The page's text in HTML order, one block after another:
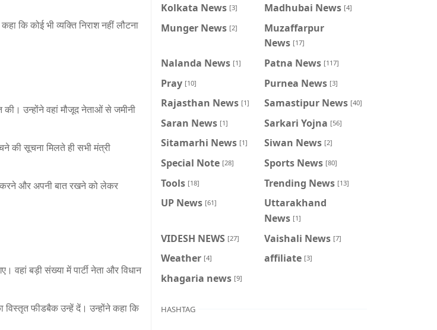
कि कोई भी व्यक्ति निराश नहीं लौटना
की। उन्होंने वहां मौजूद नेताओं से जमीनी
की सूचना मिलते ही सभी मंत्री
करने और अपनी बात रखने को लेकर
बड़ी संख्या में पार्टी नेता और विधान
विस्तृत फीडबैक उन्हें दें। उन्होंने कहा कि
Kolkata News [3] Madhubai News [4]
Munger News [2]
Muzaffarpur
News [17]
Nalanda News [1] Patna News [117]
Pray [10] Purnea News [3]
Rajasthan News [1] Samastipur News [40]
Saran News [1] Sarkari Yojna [56]
Sitamarhi News [1] Siwan News [2]
Special Note [28] Sports News [80]
Tools [18] Trending News [13]
UP News [61]
Uttarakhand
News [1]
VIDESH NEWS [27] Vaishali News [7]
Weather [4] affiliate [3]
khagaria news [9]
HASHTAG